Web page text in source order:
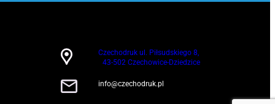
Czechodruk ul. Piłsudskiego 8,
43-502 Czechowice-Dziedzice
info@czechodruk.pl